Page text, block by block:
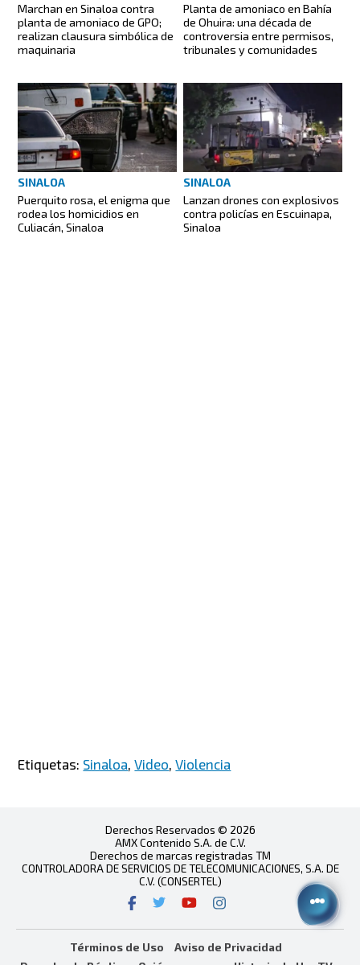
Marchan en Sinaloa contra
planta de amoniaco de GPO;
realizan clausura simbólica de
maquinaria
Planta de amoniaco en Bahía
de Ohuira: una década de
controversia entre permisos,
tribunales y comunidades
SINALOA
Puerquito rosa, el enigma que
rodea los homicidios en
Culiacán, Sinaloa
SINALOA
Lanzan drones con explosivos
contra policías en Escuinapa,
Sinaloa
Etiquetas: Sinaloa,Video,Violencia
Derechos Reservados © 2026
AMX Contenido S.A. de C.V.
Derechos de marcas registradas TM
CONTROLADORA DE SERVICIOS DE TELECOMUNICACIONES, S.A. DE
C.V. (CONSERTEL)
Términos de Uso
Aviso de Privacidad